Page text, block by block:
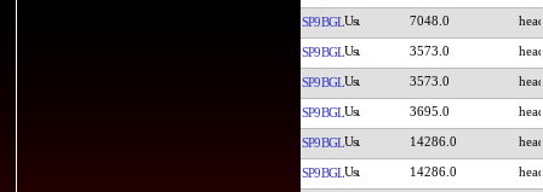
SP9BGL 7048.0
SP9BGL 3573.0
SP9BGL 3573.0
SP9BGL 3695.0
SP9BGL 14286.0
SP9BGL 14286.0